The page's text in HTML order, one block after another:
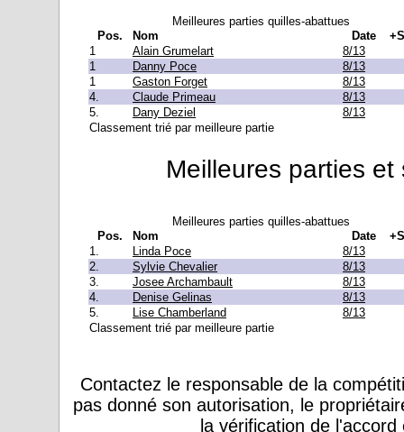
Meilleures parties quilles-abattues
Pos.
Nom Date
1
Alain Grumelart
8/13
1
Danny Poce
8/13
1
Gaston Forget
8/13
4.
Claude Primeau
8/13
5.
Dany Deziel
8/13
Classement trié par meilleure partie
Meilleures parties
Meilleures parties quilles-abattues
Pos.
Nom Date
1.
Linda Poce
8/13
2.
Sylvie Chevalier
8/13
3.
Josee Archambault
8/13
4.
Denise Gelinas
8/13
5.
Lise Chamberland
8/13
Classement trié par meilleure partie
Contactez le responsable de la
pas donné son autorisation, le
la vérification de